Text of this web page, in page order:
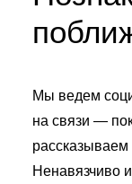
Мы ведем
на связи —
рассказываем
Ненавязчиво